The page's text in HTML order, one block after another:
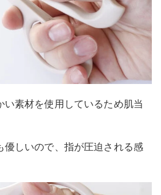
素材を使用しているため肌当
優しいので、指が圧迫される感